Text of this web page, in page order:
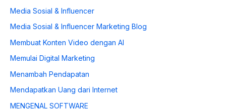
Media Sosial & Influencer
Media Sosial & Influencer Marketing Blog
Membuat Konten Video dengan AI
Memulai Digital Marketing
Menambah Pendapatan
Mendapatkan Uang dari Internet
MENGENAL SOFTWARE